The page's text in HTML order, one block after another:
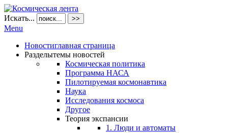
Искать... >>
Menu
Новостиглавная страница
Разделытемы новостей
Космическая политика
Программа НАСА
Пилотируемая космонавтика
Наука
Исследования космоса
Другое
Теория экспансии
1. Люди и автоматы